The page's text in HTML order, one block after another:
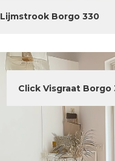
Lijmstrook Borgo 330
Click Visgraat Borgo